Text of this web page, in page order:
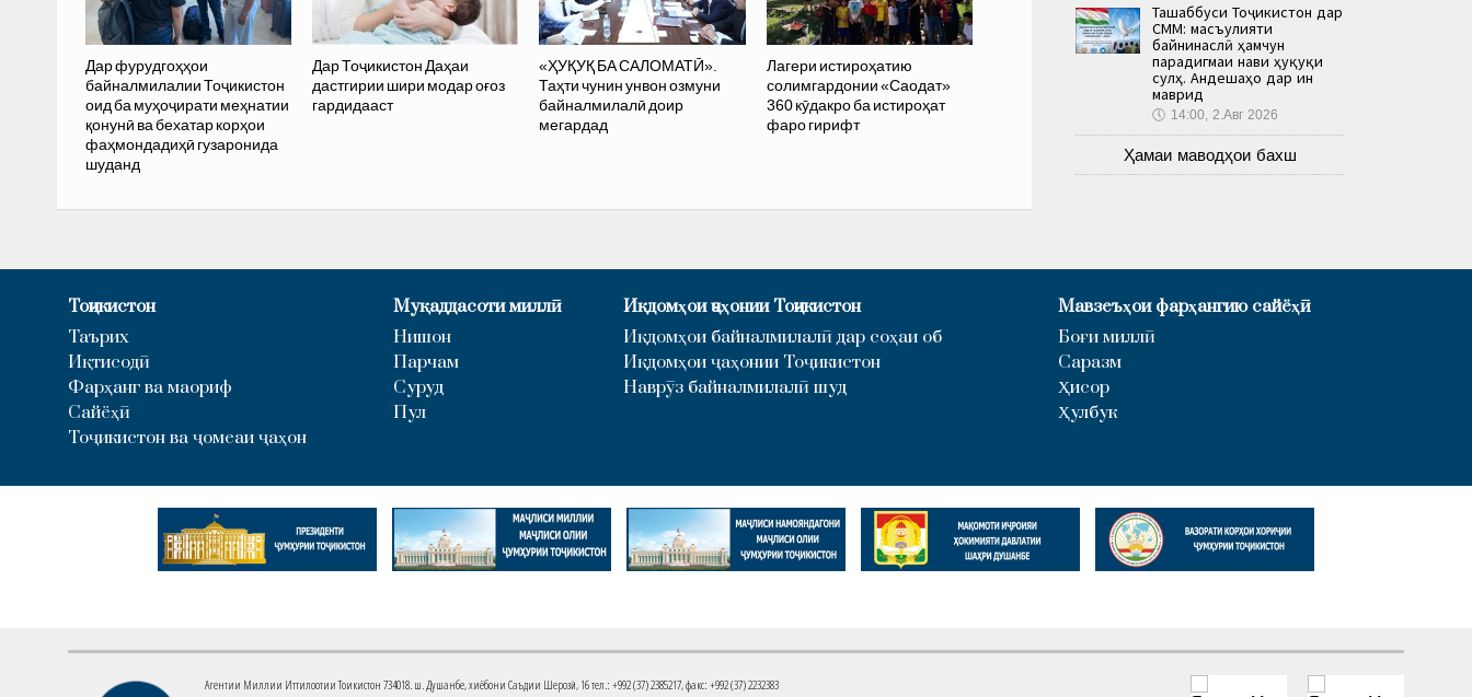
Дар фурудгоҳҳои
байналмилалии Тоҷикистон
оид ба муҳоҷирати меҳнатии
қонунӣ ва бехатар корҳои
фаҳмондадиҳӣ гузаронида
шуданд
Дар Тоҷикистон Даҳаи
дастгирии шири модар оғоз
гардидааст
«ҲУҚУҚ БА САЛОМАТӢ».
Таҳти чунин унвон озмуни
байналмилалӣ доир
мегардад
Лагери истироҳатию
солимгардонии «Саодат»
360 кӯдакро ба истироҳат
фаро гирифт
Ташаббуси Тоҷикистон дар
СММ: масъулияти
байнинаслӣ ҳамчун
парадигмаи нави ҳуқуқи
сулҳ. Андешаҳо дар ин
маврид
🕔 14:00, 2.Авг 2026
Ҳамаи маводҳои бахш
Тоҷикистон
Таърих
Иқтисодӣ
Фарҳанг ва маориф
Сайёҳӣ
Тоҷикистон ва ҷомеаи ҷаҳон
Муқаддасоти миллӣ
Нишон
Парчам
Суруд
Пул
Иқдомҳои ҷаҳонии Тоҷикистон
Иқдомҳои байналмилалӣ дар соҳаи об
Иқдомҳои ҷаҳонии Тоҷикистон
Наврӯз байналмилалӣ шуд
Мавзеъҳои фарҳангию сайёҳӣ
Боғи миллӣ
Саразм
Ҳисор
Ҳулбук
Агентии Миллии Иттилоотии Тоҷикистон 734018. ш. Душанбе, хиёбони Саъдии Шерозӣ, 16 тел.: +992 (37) 2385217, факс: +992 (37) 2232383